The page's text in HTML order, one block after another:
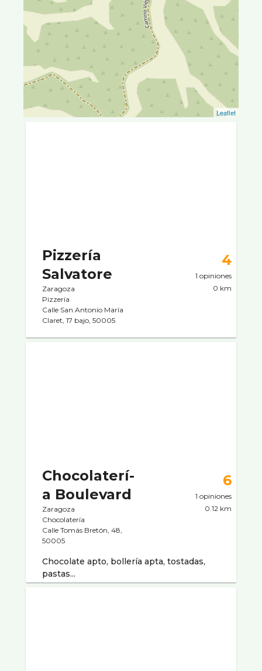
Leaflet
Pizzería
Salvatore
Zaragoza
Pizzerí­a
Calle San Antonio María
Claret, 17 bajo, 50005
4
1 opiniones
0 km
Chocolaterí­
a Boulevard
Zaragoza
Chocolaterí­a
Calle Tomás Bretón, 48,
50005
6
1 opiniones
0.12 km
Chocolate apto, bollerí­a apta, tostadas,
pastas...